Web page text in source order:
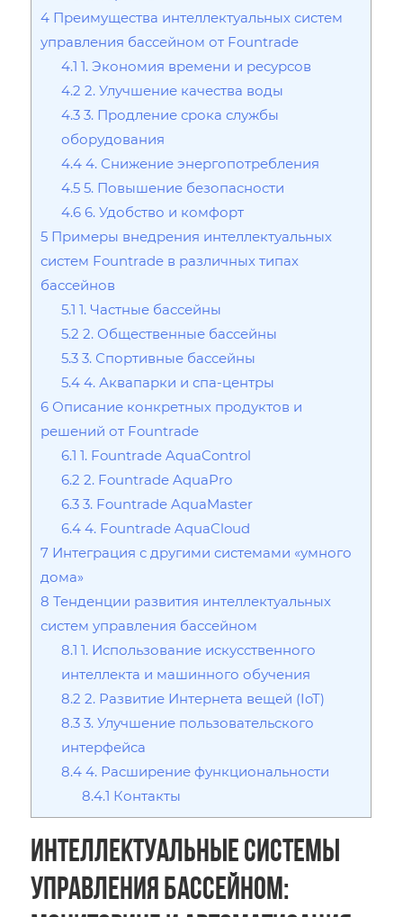
4 Преимущества интеллектуальных систем
управления бассейном от Fountrade
4.1 1. Экономия времени и ресурсов
4.2 2. Улучшение качества воды
4.3 3. Продление срока службы
оборудования
4.4 4. Снижение энергопотребления
4.5 5. Повышение безопасности
4.6 6. Удобство и комфорт
5 Примеры внедрения интеллектуальных
систем Fountrade в различных типах
бассейнов
5.1 1. Частные бассейны
5.2 2. Общественные бассейны
5.3 3. Спортивные бассейны
5.4 4. Аквапарки и спа-центры
6 Описание конкретных продуктов и
решений от Fountrade
6.1 1. Fountrade AquaControl
6.2 2. Fountrade AquaPro
6.3 3. Fountrade AquaMaster
6.4 4. Fountrade AquaCloud
7 Интеграция с другими системами «умного
дома»
8 Тенденции развития интеллектуальных
систем управления бассейном
8.1 1. Использование искусственного
интеллекта и машинного обучения
8.2 2. Развитие Интернета вещей (IoT)
8.3 3. Улучшение пользовательского
интерфейса
8.4 4. Расширение функциональности
8.4.1 Контакты
Интеллектуальные системы
управления бассейном: